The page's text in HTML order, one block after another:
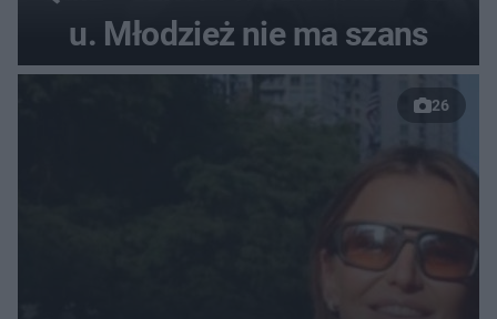
u. Młodzież nie ma szans
26